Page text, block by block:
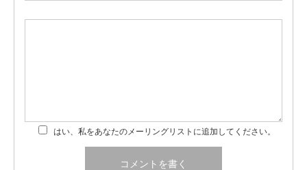
はい、私をあなたのメーリングリストに追加してください。